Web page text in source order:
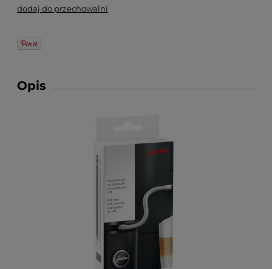
dodaj do przechowalni
Opis